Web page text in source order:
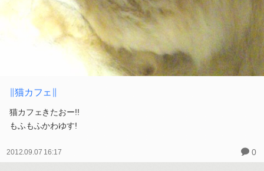
∥猫カフェ∥
猫カフェきたおー!!
もふもふかわゆす!
2012.09.07 16:17 0